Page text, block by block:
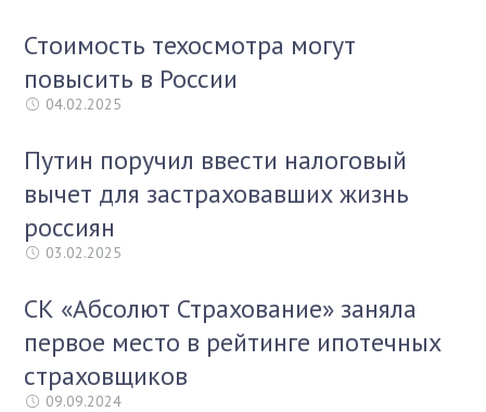
Стоимость техосмотра могут
повысить в России
04.02.2025
Путин поручил ввести налоговый
вычет для застраховавших жизнь
россиян
03.02.2025
СК «Абсолют Страхование» заняла
первое место в рейтинге ипотечных
страховщиков
09.09.2024